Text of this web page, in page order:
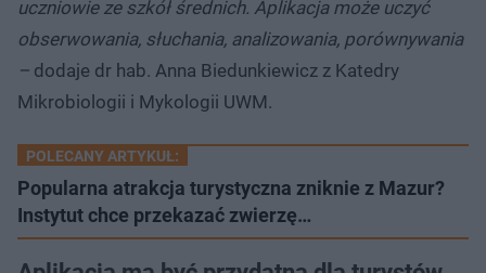
uczniowie ze szkół średnich. Aplikacja może uczyć
obserwowania, słuchania, analizowania, porównywania
– dodaje dr hab. Anna Biedunkiewicz z Katedry
Mikrobiologii i Mykologii UWM.
POLECANY ARTYKUŁ:
Popularna atrakcja turystyczna zniknie z Mazur?
Instytut chce przekazać zwierzę…